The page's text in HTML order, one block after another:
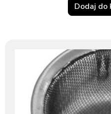
Dodaj do